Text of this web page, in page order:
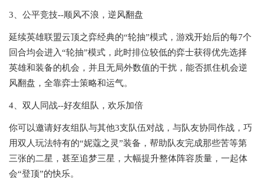
3、公平竞技--顺风不浪，逆风翻盘
延续英雄联盟云顶之弈经典的“轮抽”模式，游戏开始后的每7个
回合均会进入“轮抽”模式，此时排位较低的弈士获得优先选择
英雄和装备的机会，并且无局外数值的干扰，能否抓住机会逆
风翻盘，全靠弈士策略和运气。
4、双人同战--好友组队，欢乐加倍
你可以邀请好友组队与其他3支队伍对战，与队友协同作战，巧
用双人玩法特有的“妮蔻之灵”装备，帮助队友完成那些苦等第
三张的二星，甚至追梦三星，大幅提升整体阵容质量，一起体
会“登顶”的快乐。